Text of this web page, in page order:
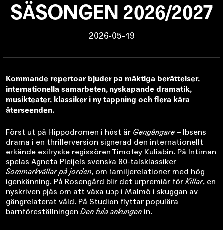
SÄSONGEN 2026/2027
2026-05-19
Kommande repertoar bjuder på mäktiga berättelser,
internationella samarbeten, nyskapande dramatik,
musikteater, klassiker i ny tappning och flera kära
återseenden.
Först ut på Hippodromen i höst är Gengångare – Ibsens
drama i en thrillerversion signerad den internationellt
erkände exilryske regissören Timofey Kuliabin. På Intiman
spelas Agneta Pleijels svenska 80-talsklassiker
Sommarkvällar på jorden, om familjerelationer med hög
igenkänning. På Rosengård blir det urpremiär för Killar, en
nyskriven pjäs om att växa upp i Malmö i skuggan av
gängrelaterat våld. På Studion flyttar populära
barnföreställningen Den fula ankungen in.